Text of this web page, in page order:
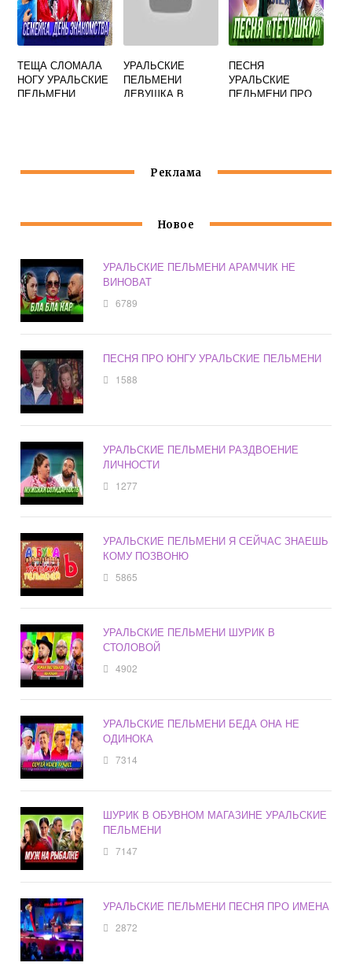
ТЕЩА СЛОМАЛА
НОГУ УРАЛЬСКИЕ
ПЕЛЬМЕНИ
УРАЛЬСКИЕ
ПЕЛЬМЕНИ
ДЕВУШКА В
ПЕСНЯ
УРАЛЬСКИЕ
ПЕЛЬМЕНИ ПРО
Реклама
Новое
УРАЛЬСКИЕ ПЕЛЬМЕНИ АРАМЧИК НЕ
ВИНОВАТ
6789
ПЕСНЯ ПРО ЮНГУ УРАЛЬСКИЕ ПЕЛЬМЕНИ
1588
УРАЛЬСКИЕ ПЕЛЬМЕНИ РАЗДВОЕНИЕ
ЛИЧНОСТИ
1277
УРАЛЬСКИЕ ПЕЛЬМЕНИ Я СЕЙЧАС ЗНАЕШЬ
КОМУ ПОЗВОНЮ
5865
УРАЛЬСКИЕ ПЕЛЬМЕНИ ШУРИК В
СТОЛОВОЙ
4902
УРАЛЬСКИЕ ПЕЛЬМЕНИ БЕДА ОНА НЕ
ОДИНОКА
7314
ШУРИК В ОБУВНОМ МАГАЗИНЕ УРАЛЬСКИЕ
ПЕЛЬМЕНИ
7147
УРАЛЬСКИЕ ПЕЛЬМЕНИ ПЕСНЯ ПРО ИМЕНА
2872